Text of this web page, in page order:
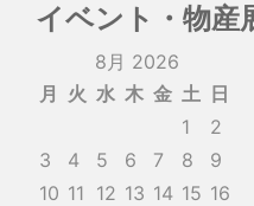
イベント・物産
8月 2026
月
火 水 木 金 土 日
1
2
3
4 5 6 7 8
9
10 11 12 13 14 15 16